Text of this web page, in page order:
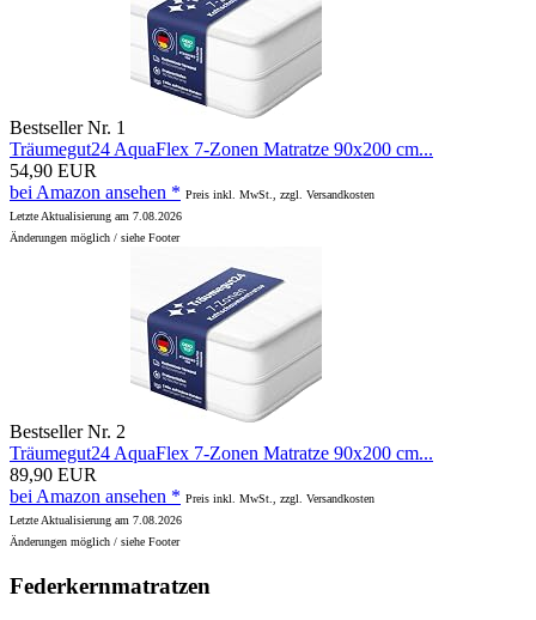
Bestseller Nr. 1
Träumegut24 AquaFlex 7-Zonen Matratze 90x200 cm...
54,90 EUR
bei Amazon ansehen * Preis inkl. MwSt., zzgl. Versandkosten
Letzte Aktualisierung am 7.08.2026
Änderungen möglich / siehe Footer
Bestseller Nr. 2
Träumegut24 AquaFlex 7-Zonen Matratze 90x200 cm...
89,90 EUR
bei Amazon ansehen * Preis inkl. MwSt., zzgl. Versandkosten
Letzte Aktualisierung am 7.08.2026
Änderungen möglich / siehe Footer
Federkernmatratzen